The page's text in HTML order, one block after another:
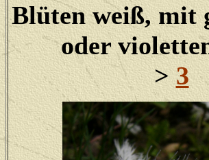
Blüten weiß, mit
oder
>3